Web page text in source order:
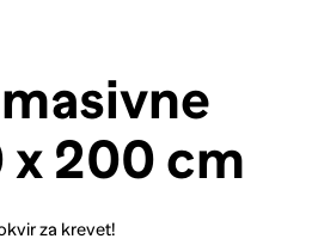
200 cm
za krevet!